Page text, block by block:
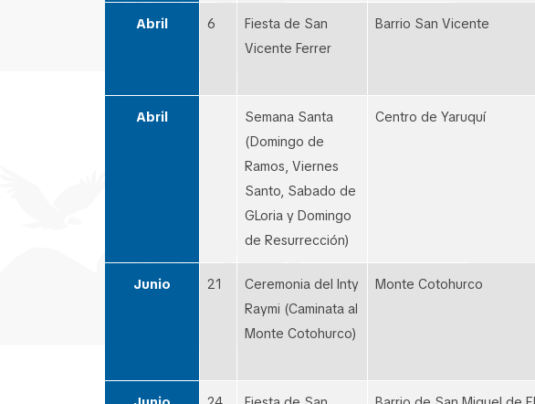
Abril 6
Fiesta de San
Vicente Ferrer
Barrio San Vicente
Abril
Semana Santa
(Domingo de
Ramos, Viernes
Santo, Sabado de
GLoria y Domingo
de Resurrección)
Centro de Yaruquí
Junio 21
Ceremonia del Inty
Raymi (Caminata al
Monte Cotohurco)
Monte Cotohurco